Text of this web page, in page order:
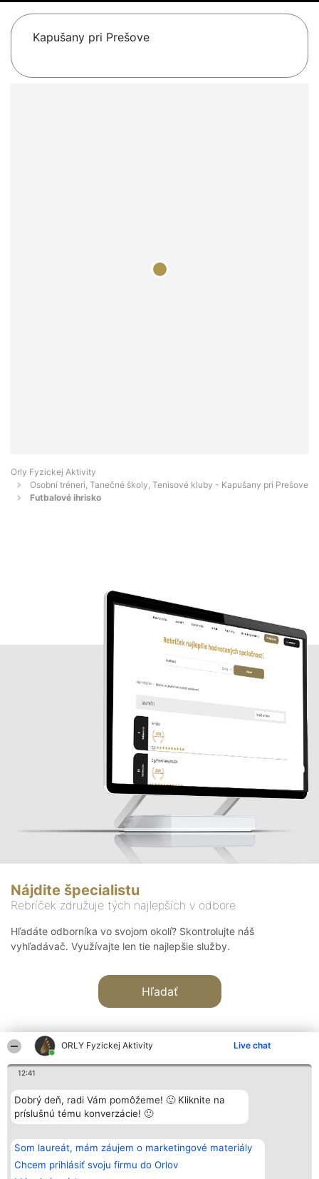
ORLY Fyzickej Aktivity Live chat
12:41
Dobrý deň, radi Vám pomôžeme! 🙂 Kliknite na
príslušnú tému konverzácie! 🙂
Som laureát, mám záujem o marketingové materiály
Chcem prihlásiť svoju firmu do Orlov
Kapušany pri Prešove
Orly Fyzickej Aktivity
Osobní tréneri, Tanečné školy, Tenisové kluby - Kapušany pri Prešove
Futbalové ihrisko
Nájdite špecialistu
Rebríček združuje tých najlepších v odbore
Hľadáte odborníka vo svojom okolí? Skontrolujte náš
vyhľadávač. Využívajte len tie najlepšie služby.
Hľadať
Organizátor hodnotenia
Bright Side Solutions sp. z o.
o. sp. k.
Wrocław 50-079
KRS 0000749100 | Regon
381313360 | NIP 8943132676
+48 508 492 400
Hodnotenie
Laureáti
Lista
Laureatów
Podmienky
Obchodné
podmienky
Kontakt
Kontakt